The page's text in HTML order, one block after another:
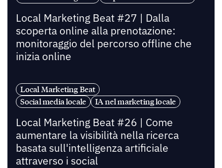
Local Marketing Beat #27 | Dalla
scoperta online alla prenotazione:
monitoraggio del percorso offline che
inizia online
Local Marketing Beat
Social media locale
IA nel marketing locale
Local Marketing Beat #26 | Come
aumentare la visibilità nella ricerca
basata sull'intelligenza artificiale
attraverso i social